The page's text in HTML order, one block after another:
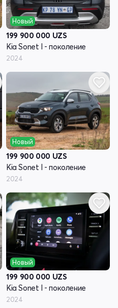
Новый
199 900 000 UZS
Kia Sonet I - поколение
2024
Новый
199 900 000 UZS
Kia Sonet I - поколение
2024
Новый
199 900 000 UZS
Kia Sonet I - поколение
2024